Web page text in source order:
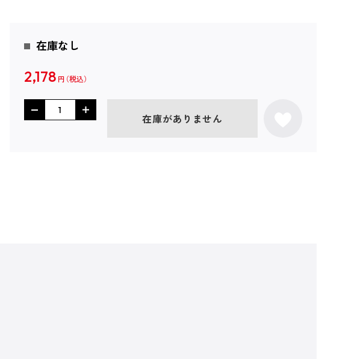
在庫なし
2,178 円
在庫がありません